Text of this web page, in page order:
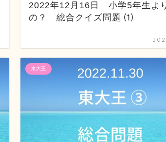
2022年12月16日 小学5年生よ
の？ 総合クイズ問題 ⑴
東大王